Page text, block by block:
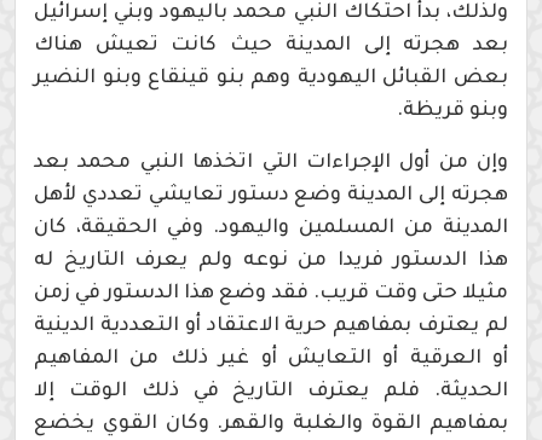
ولذلك، بدأ احتكاك النبي محمد باليهود وبني إسرائيل
بعد هجرته إلى المدينة حيث كانت تعيش هناك
بعض القبائل اليهودية وهم بنو قينقاع وبنو النضير
وبنو قريظة.
وإن من أول الإجراءات التي اتخذها النبي محمد بعد
هجرته إلى المدينة وضع دستور تعايشي تعددي لأهل
المدينة من المسلمين واليهود. وفي الحقيقة، كان
هذا الدستور فريدا من نوعه ولم يعرف التاريخ له
مثيلا حتى وقت قريب. فقد وضع هذا الدستور في زمن
لم يعترف بمفاهيم حرية الاعتقاد أو التعددية الدينية
أو العرقية أو التعايش أو غير ذلك من المفاهيم
الحديثة. فلم يعترف التاريخ في ذلك الوقت إلا
بمفاهيم القوة والغلبة والقهر. وكان القوي يخضع